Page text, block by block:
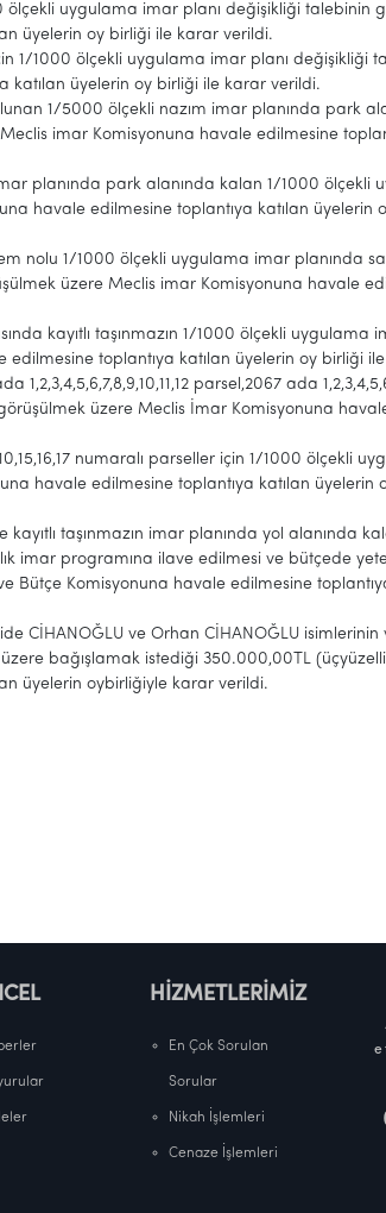
uygulama imar planı değişikliği talebinin
üyelerin oy birliği ile karar verildi.
1/1000 ölçekli uygulama imar planı değişikliği
katılan üyelerin oy birliği ile karar verildi.
1/5000 ölçekli nazım imar planında park
imar Komisyonuna havale edilmesine
planında park alanında kalan 1/1000 ölçekli
havale edilmesine toplantıya katılan üyelerin
nolu 1/1000 ölçekli uygulama imar planında
üzere Meclis imar Komisyonuna havale
kayıtlı taşınmazın 1/1000 ölçekli uygulama
toplantıya katılan üyelerin oy birliği
parsel,2067 ada
üzere Meclis İmar Komisyonuna
numaralı parseller için 1/1000 ölçekli
havale edilmesine toplantıya katılan üyelerin
taşınmazın imar planında yol alanında
imar programına ilave edilmesi ve bütçede
Bütçe Komisyonuna havale edilmesine
CİHANOĞLU ve Orhan CİHANOĞLU isimlerinin
bağışlamak istediği 350.000,00TL
üyelerin oybirliğiyle karar verildi.
HİZMETLERİMİZ
En Çok Sorulan
Sorular
Nikah İşlemleri
Cenaze İşlemleri